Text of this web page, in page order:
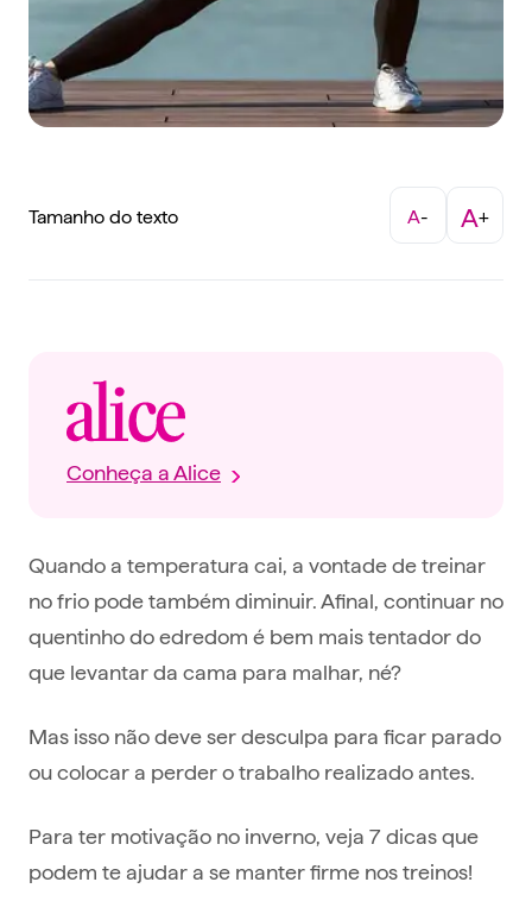
Tamanho do texto A- A+
Conheça a Alice
Quando a temperatura cai, a vontade de treinar
no frio pode também diminuir. Afinal, continuar no
quentinho do edredom é bem mais tentador do
que levantar da cama para malhar, né?
Mas isso não deve ser desculpa para ficar parado
ou colocar a perder o trabalho realizado antes.
Para ter motivação no inverno, veja 7 dicas que
podem te ajudar a se manter firme nos treinos!